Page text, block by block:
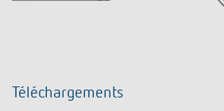
Téléchargements